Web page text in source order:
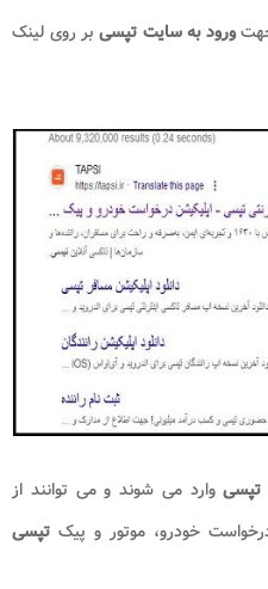
ورود به سایت تپسی بر روی لینک
وارد می شوند و می توانند از
خودرو، موتور و پیک تپسی